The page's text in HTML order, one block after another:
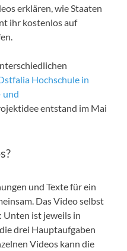
erklären, wie Staaten
ihr kostenlos auf
Hochschule in
und
entstand im Mai
und Texte für ein
Das Video selbst
ist jeweils in
drei Hauptaufgaben
Videos kann die